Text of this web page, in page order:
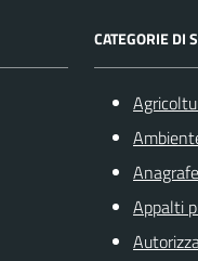
CATEGORIE DI
Appalti